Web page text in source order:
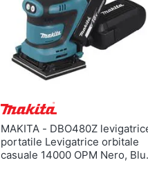
MAKITA - DBO480Z levigatrice
portatile Levigatrice orbitale
casuale 14000 OPM Nero, Blu